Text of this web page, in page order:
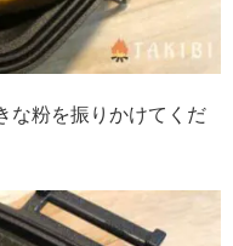
な粉を振りかけてくだ